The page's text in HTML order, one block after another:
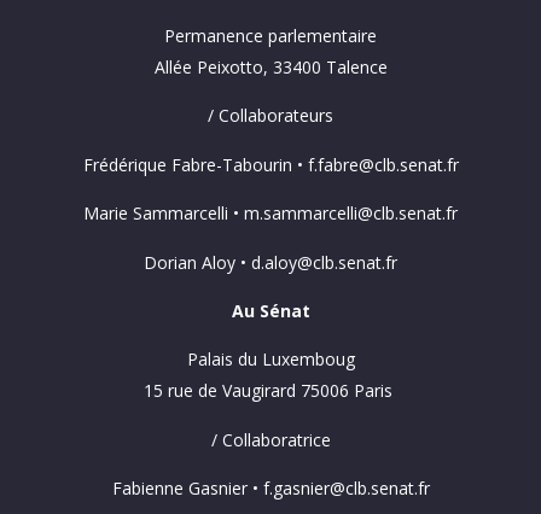
Permanence parlementaire
Allée Peixotto, 33400 Talence
/ Collaborateurs
Frédérique Fabre-Tabourin • f.fabre@clb.senat.fr
Marie Sammarcelli • m.sammarcelli@clb.senat.fr
Dorian Aloy • d.aloy@clb.senat.fr
Au Sénat
Palais du Luxemboug
15 rue de Vaugirard 75006 Paris
/ Collaboratrice
Fabienne Gasnier • f.gasnier@clb.senat.fr